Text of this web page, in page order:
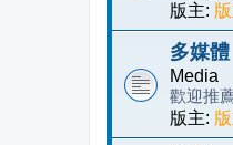
版主:
多媒體
Media
歡迎推
版主: